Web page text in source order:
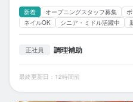
新着 オープニングスタッフ募集
ネイルOK
シニア・ミドル活躍中
正社員 調理補助
最終更新日：12時間前